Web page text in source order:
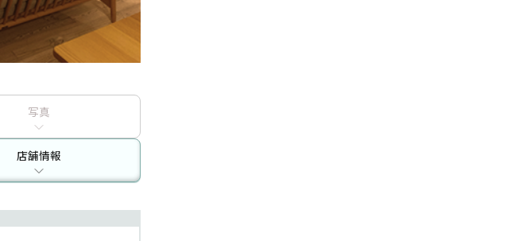
写真
店舗情報